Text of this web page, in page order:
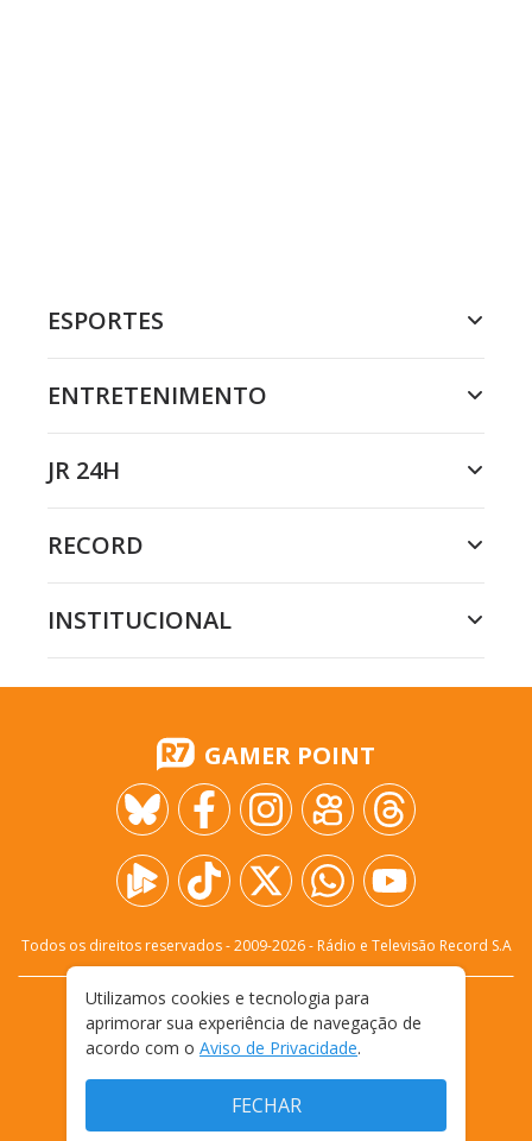
ESPORTES
ENTRETENIMENTO
JR 24H
RECORD
INSTITUCIONAL
GAMER POINT
Todos os direitos reservados - 2009-2026- Rádio e Televisão Record S.A
FALE CONOSCO
PRIVACIDADE
TERMOS E CONDIÇÕES DE USO
Utilizamos cookies e tecnologia para
aprimorar sua experiência de navegação de
acordo com o Aviso de Privacidade.
FECHAR